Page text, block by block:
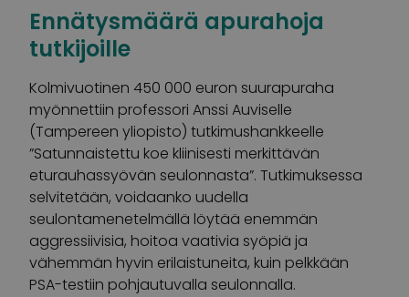
Ennätysmäärä apurahoja
tutkijoille
Kolmivuotinen 450 000 euron suurapuraha
myönnettiin professori Anssi Auviselle
(Tampereen yliopisto) tutkimushankkeelle
”Satunnaistettu koe kliinisesti merkittävän
eturauhassyövän seulonnasta”. Tutkimuksessa
selvitetään, voidaanko uudella
seulontamenetelmällä löytää enemmän
aggressiivisia, hoitoa vaativia syöpiä ja
vähemmän hyvin erilaistuneita, kuin pelkkään
PSA-testiin pohjautuvalla seulonnalla.